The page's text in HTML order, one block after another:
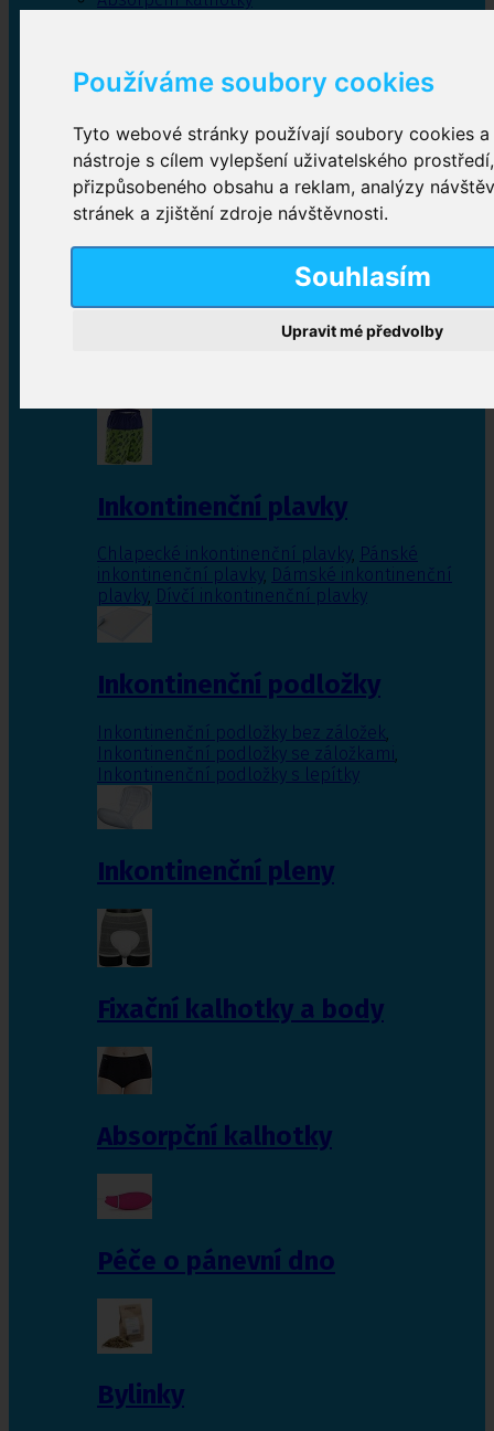
Používáme soubory cookies
Tyto webové stránky používají soubory cookies
nástroje s cílem vylepšení uživatelského
přizpůsobeného obsahu a reklam, analýzy
stránek a zjištění zdroje návštěvnosti.
Souhlasím
Upravit mé předvolby
Inkontinenční kalhotky
Plenkové kalhotky navlékací,Plenkové kalhotky
zalepovací,Inkontinenční kalhotky dámské
Inkontinenční vložky
Inkontinenční plavky
Chlapecké inkontinenční plavky, Pánské
inkontinenční plavky, Dámské inkontinenční
plavky, Dívčí inkontinenční plavky
Inkontinenční podložky
Inkontinenční podložky bez záložek,
Inkontinenční podložky se záložkami,
Inkontinenční podložky s lepítky
Inkontinenční pleny
Fixační kalhotky a body
Absorpční kalhotky
Péče o pánevní dno
Bylinky